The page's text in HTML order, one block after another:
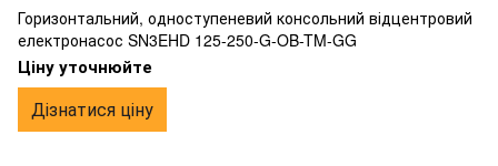
Горизонтальний, одноступеневий консольний відцентровий
електронасос SN3EHD 125-250-G-OB-TM-GG
Ціну уточнюйте
Дізнатися ціну